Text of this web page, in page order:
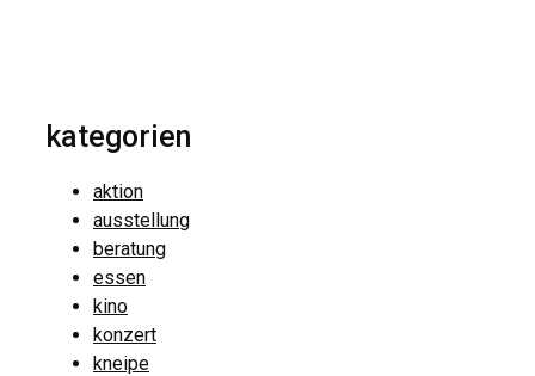
kategorien
aktion
ausstellung
beratung
essen
kino
konzert
kneipe